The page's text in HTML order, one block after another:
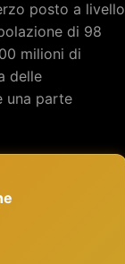
posto a livello
di 98
milioni di
delle
una parte